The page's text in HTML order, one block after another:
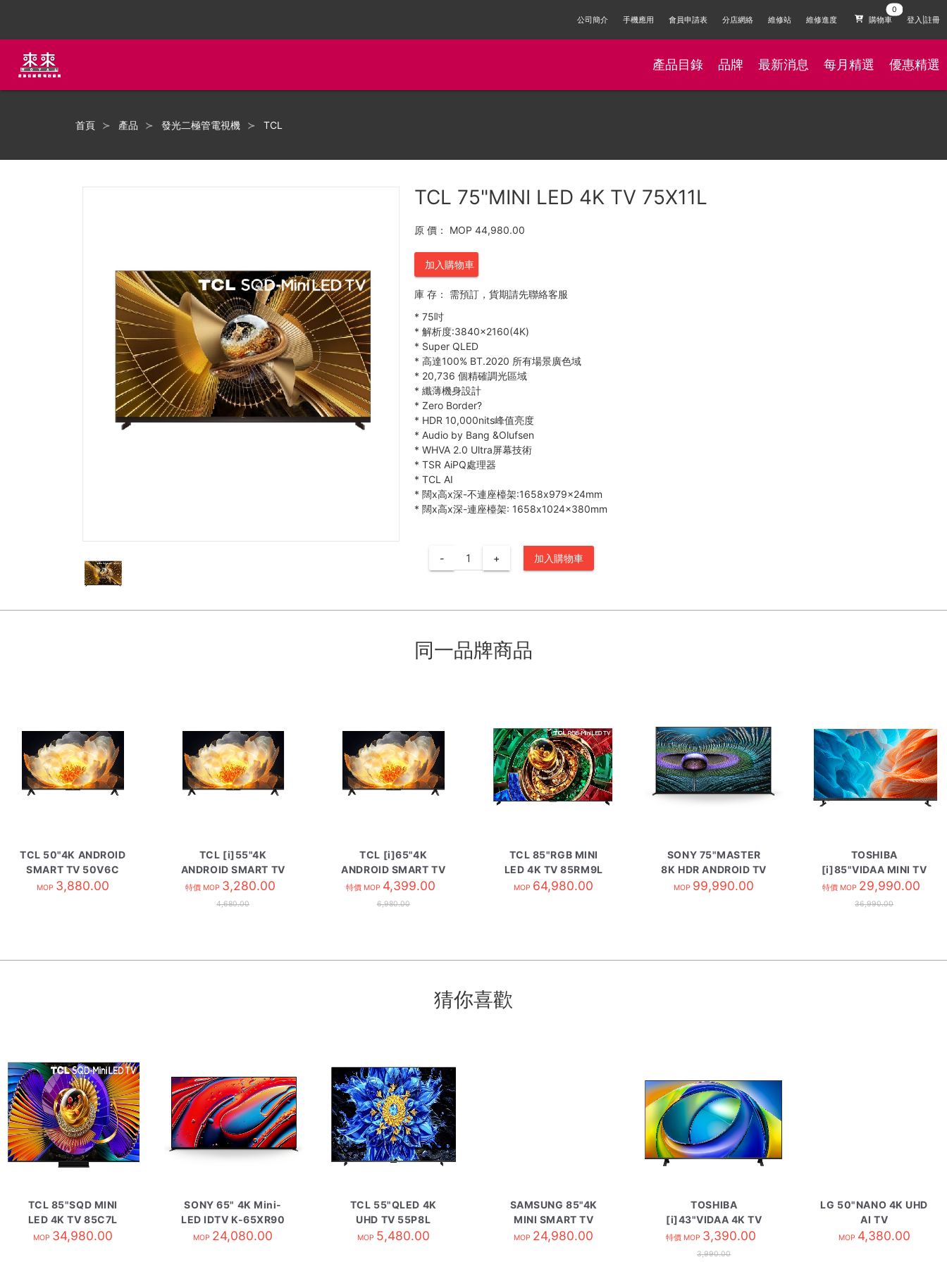
公司簡介 手機應用 會員申請表 分店網絡 維修站 維修進度 購物車 登入|註冊
產品目錄 品牌 最新消息 每月精選 優惠精選
首頁 產品 發光二極管電視機 TCL
TCL 75"MINI LED 4K TV 75X11L
原 價： MOP 44,980.00
加入購物車
庫 存：
需預訂，貨期請先聯絡客服
* 75吋
* 解析度:3840×2160(4K)
* Super QLED
* 高達100% BT.2020 所有場景廣色域
* 20,736 個精確調光區域
* 纖薄機身設計
* Zero Border?
* HDR 10,000nits峰值亮度
* Audio by Bang &Olufsen
* WHVA 2.0 Ultra屏幕技術
* TSR AiPQ處理器
* TCL AI
* 闊x高x深-不連座檯架:1658x979x24mm
* 闊x高x深-連座檯架: 1658x1024x380mm
- + 加入購物車
同一品牌商品
TCL 50"4K ANDROID
SMART TV 50V6C
MOP 3,880.00
TCL [i]55"4K
ANDROID SMART TV
55V6C
特價 MOP 3,280.00
4,680.00
TCL [i]65"4K
ANDROID SMART TV
65V6C
特價 MOP 4,399.00
6,980.00
TCL 85"RGB MINI
LED 4K TV 85RM9L
MOP 64,980.00
SONY 75"MASTER
8K HDR ANDROID TV
KD-Z9J
MOP 99,990.00
TOSHIBA
[i]85"VIDAA MINI TV
85Z670SP
特價 MOP 29,990.00
36,990.00
猜你喜歡
TCL 85"SQD MINI
LED 4K TV 85C7L
MOP 34,980.00
SONY 65" 4K Mini-
LED IDTV K-65XR90
MOP 24,080.00
TCL 55"QLED 4K
UHD TV 55P8L
MOP 5,480.00
SAMSUNG 85"4K
MINI SMART TV
UA85M80HAJXZK
MOP 24,980.00
TOSHIBA
[i]43"VIDAA 4K TV
43C350SK
特價 MOP 3,390.00
3,990.00
LG 50"NANO 4K UHD
AI TV
50NU8E0BPCA
MOP 4,380.00